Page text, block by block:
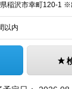
以内